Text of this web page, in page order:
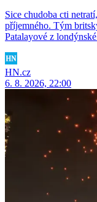
Sice chudoba cti
příjemného. Tým
Patalayové z
HN.cz
6. 8. 2026, 22:00